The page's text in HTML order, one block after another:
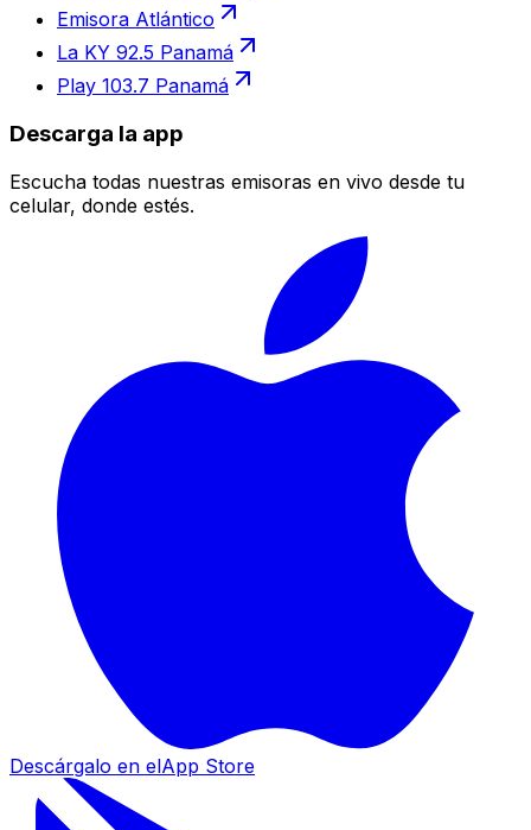
Emisora Atlántico
La KY 92.5 Panamá
Play 103.7 Panamá
Descarga la app
Escucha todas nuestras emisoras en vivo desde tu
celular, donde estés.
Descárgalo en elApp Store